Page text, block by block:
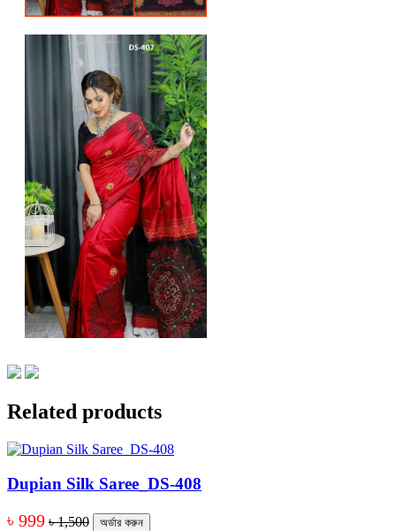
Related products
Dupian Silk Saree_DS-408
৳ 999 ৳ 1,500 অর্ডার করুন